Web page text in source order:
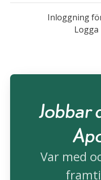
Inloggning
Logga
Jobbar
Var med